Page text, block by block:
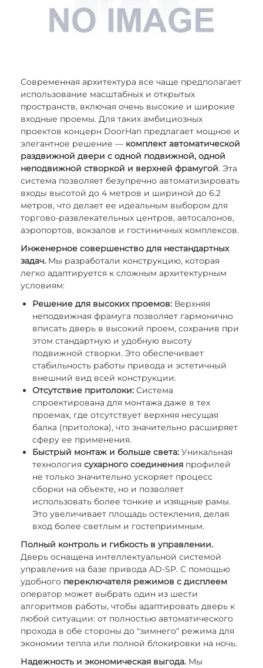
Современная архитектура все чаще предполагает
использование масштабных и открытых
пространств, включая очень высокие и широкие
входные проемы. Для таких амбициозных
проектов концерн DoorHan предлагает мощное и
элегантное решение — комплект автоматической
раздвижной двери с одной подвижной, одной
неподвижной створкой и верхней фрамугой. Эта
система позволяет безупречно автоматизировать
входы высотой до 4 метров и шириной до 6.2
метров, что делает ее идеальным выбором для
торгово-развлекательных центров, автосалонов,
аэропортов, вокзалов и гостиничных комплексов.
Инженерное совершенство для нестандартных
задач. Мы разработали конструкцию, которая
легко адаптируется к сложным архитектурным
условиям:
Решение для высоких проемов: Верхняя
неподвижная фрамуга позволяет гармонично
вписать дверь в высокий проем, сохранив при
этом стандартную и удобную высоту
подвижной створки. Это обеспечивает
стабильность работы привода и эстетичный
внешний вид всей конструкции.
Отсутствие притолоки: Система
спроектирована для монтажа даже в тех
проемах, где отсутствует верхняя несущая
балка (притолока), что значительно расширяет
сферу ее применения.
Быстрый монтаж и больше света: Уникальная
технология сухарного соединения профилей
не только значительно ускоряет процесс
сборки на объекте, но и позволяет
использовать более тонкие и изящные рамы.
Это увеличивает площадь остекления, делая
вход более светлым и гостеприимным.
Полный контроль и гибкость в управлении.
Дверь оснащена интеллектуальной системой
управления на базе привода AD-SP. С помощью
удобного переключателя режимов с дисплеем
оператор может выбрать один из шести
алгоритмов работы, чтобы адаптировать дверь к
любой ситуации: от полностью автоматического
прохода в обе стороны до "зимнего" режима для
экономии тепла или полной блокировки на ночь.
Надежность и экономическая выгода. Мы